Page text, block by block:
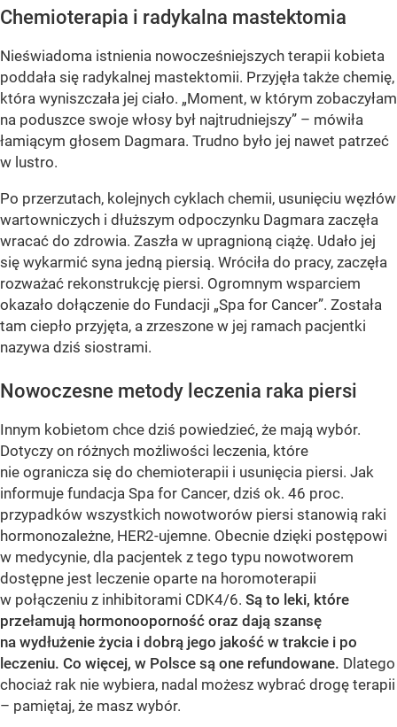
Chemioterapia i radykalna mastektomia
Nieświadoma istnienia nowocześniejszych terapii kobieta
poddała się radykalnej mastektomii. Przyjęła także chemię,
która wyniszczała jej ciało. „Moment, w którym zobaczyłam
na poduszce swoje włosy był najtrudniejszy” – mówiła
łamiącym głosem Dagmara. Trudno było jej nawet patrzeć
w lustro.
Po przerzutach, kolejnych cyklach chemii, usunięciu węzłów
wartowniczych i dłuższym odpoczynku Dagmara zaczęła
wracać do zdrowia. Zaszła w upragnioną ciążę. Udało jej
się wykarmić syna jedną piersią. Wróciła do pracy, zaczęła
rozważać rekonstrukcję piersi. Ogromnym wsparciem
okazało dołączenie do Fundacji „Spa for Cancer”. Została
tam ciepło przyjęta, a zrzeszone w jej ramach pacjentki
nazywa dziś siostrami.
Nowoczesne metody leczenia raka piersi
Innym kobietom chce dziś powiedzieć, że mają wybór.
Dotyczy on różnych możliwości leczenia, które
nie ogranicza się do chemioterapii i usunięcia piersi. Jak
informuje fundacja Spa for Cancer, dziś ok. 46 proc.
przypadków wszystkich nowotworów piersi stanowią raki
hormonozależne, HER2-ujemne. Obecnie dzięki postępowi
w medycynie, dla pacjentek z tego typu nowotworem
dostępne jest leczenie oparte na horomoterapii
w połączeniu z inhibitorami CDK4/6. Są to leki, które
przełamują hormonooporność oraz dają szansę
na wydłużenie życia i dobrą jego jakość w trakcie i po
leczeniu. Co więcej, w Polsce są one refundowane. Dlatego
chociaż rak nie wybiera, nadal możesz wybrać drogę terapii
– pamiętaj, że masz wybór.